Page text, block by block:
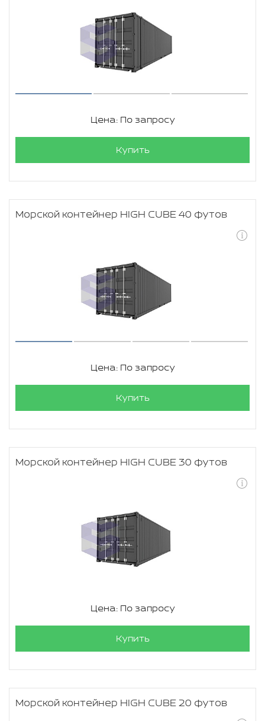
Цена: По запросу
Купить
Морской контейнер HIGH CUBE 40 футов
Цена: По запросу
Купить
Морской контейнер HIGH CUBE 30 футов
Цена: По запросу
Купить
Морской контейнер HIGH CUBE 20 футов